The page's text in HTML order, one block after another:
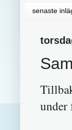
senaste
under